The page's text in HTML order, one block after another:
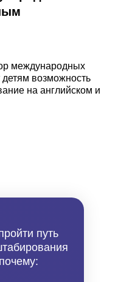
международных
детям возможность
на английском и
путь